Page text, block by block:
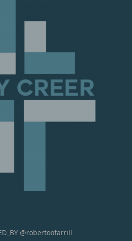
@robertoofarrill